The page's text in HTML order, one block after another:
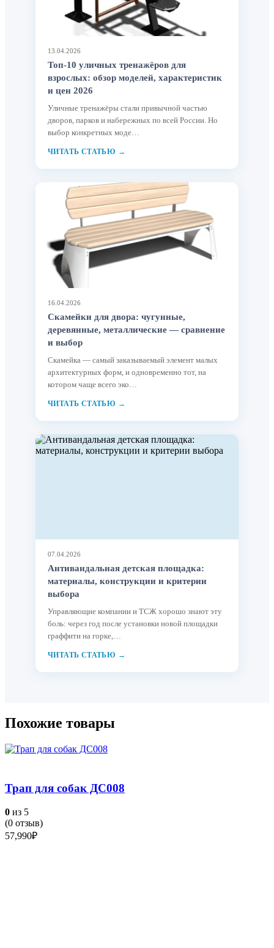
13.04.2026
Топ-10 уличных тренажёров для
взрослых: обзор моделей, характеристик
и цен 2026
Уличные тренажёры стали привычной частью
дворов, парков и набережных по всей России. Но
выбор конкретных моде…
ЧИТАТЬ СТАТЬЮ →
16.04.2026
Скамейки для двора: чугунные,
деревянные, металлические — сравнение
и выбор
Скамейка — самый заказываемый элемент малых
архитектурных форм, и одновременно тот, на
котором чаще всего эко…
ЧИТАТЬ СТАТЬЮ →
07.04.2026
Антивандальная детская площадка:
материалы, конструкции и критерии
выбора
Управляющие компании и ТСЖ хорошо знают эту
боль: через год после установки новой площадки
граффити на горке,…
ЧИТАТЬ СТАТЬЮ →
Похожие товары
Трап для собак ДС008
0 из 5
(0 отзыв)
57,990₽